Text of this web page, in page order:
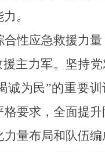
。
合性应急救援力量
主力军。坚持
诚为民”的重要
要求，全面提
量布局和队伍